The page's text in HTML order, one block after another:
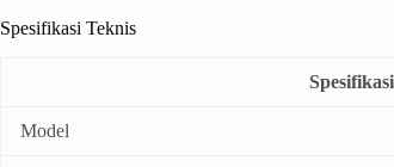
Spesifikasi Teknis
Spesifikasi
Model